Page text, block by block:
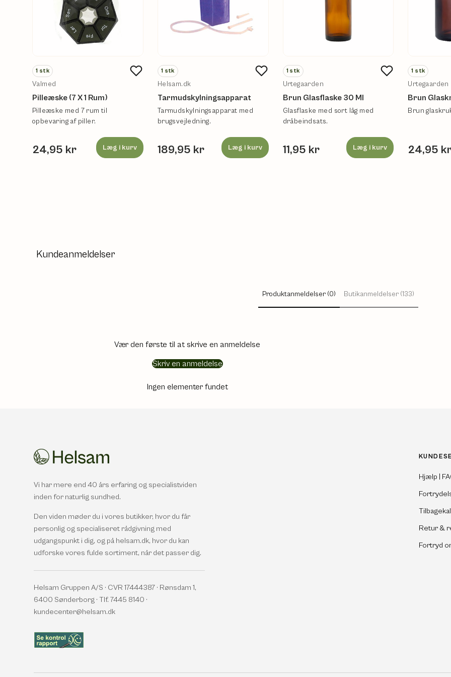
1 stk
Valmed
Pilleæske (7 X 1 Rum)
Pilleæske med 7 rum til
opbevaring af piller.
24,95 kr Læg i kurv
1 stk
Helsam.dk
Tarmudskylningsapparat
Tarmudskylningsapparat med
brugsvejledning.
189,95 kr Læg i kurv
1 stk
Urtegaarden
Brun Glasflaske 30 Ml
Glasflaske med sort låg med
dråbeindsats.
11,95 kr Læg i kurv
1 stk
Urtegaarden
Brun
Brun
24,95
Kundeanmeldelser
Produktanmeldelser (0) Butikanmeldelser (133)
Vær den første til at skrive en anmeldelse
Skriv en anmeldelse
Ingen elementer fundet
Vi har mere end 40 års erfaring og specialistviden
inden for naturlig sundhed.
Den viden møder du i vores butikker, hvor du får
personlig og specialiseret rådgivning med
udgangspunkt i dig, og på helsam.dk, hvor du kan
udforske vores fulde sortiment, når det passer dig.
Helsam Gruppen A/S · CVR 17444387 · Rønsdam 1,
6400 Sønderborg · Tlf. 7445 8140 ·
kundecenter@helsam.dk
Hjælp |
Retur &
Fortryd